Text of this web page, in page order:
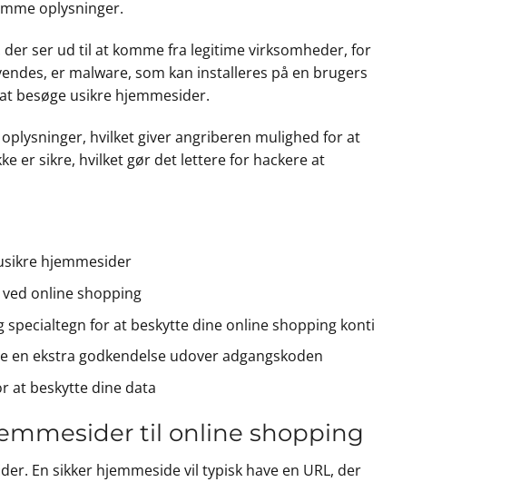
oplysninger.
ser ud til at komme fra legitime virksomheder, for
er malware, som kan installeres på en brugers
besøge usikre hjemmesider.
hvilket giver angriberen mulighed for at
er sikre, hvilket gør det lettere for hackere at
hjemmesider
online shopping
for at beskytte dine online shopping konti
ekstra godkendelse udover adgangskoden
at beskytte dine data
til online shopping
En sikker hjemmeside vil typisk have en URL, der